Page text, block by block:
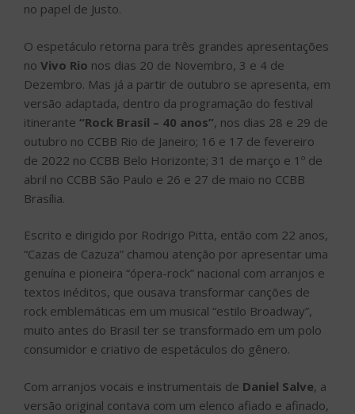
no papel de Justo.
O espetáculo retorna para três grandes apresentações
no Vivo Rio nos dias 20 de Novembro, 3 e 4 de
Dezembro. Mas já a partir de outubro se apresenta, em
versão adaptada, dentro da programação do festival
itinerante “Rock Brasil – 40 anos”, nos dias 28 e 29 de
outubro no CCBB Rio de Janeiro; 16 e 17 de fevereiro
de 2022 no CCBB Belo Horizonte; 31 de março e 1º de
abril no CCBB São Paulo e 26 e 27 de maio no CCBB
Brasília.
Escrito e dirigido por Rodrigo Pitta, então com 22 anos,
“Cazas de Cazuza” chamou atenção por apresentar uma
genuína e pioneira “ópera-rock” nacional com arranjos e
textos inéditos, que ousava transformar canções de
rock emblemáticas em um musical “estilo Broadway”,
muito antes do Brasil ter se transformado em um polo
consumidor e criativo de espetáculos do gênero.
Com arranjos vocais e instrumentais de Daniel Salve, a
versão original contava com um elenco afiado e afinado,